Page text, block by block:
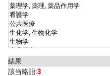
結果
該当略語:3